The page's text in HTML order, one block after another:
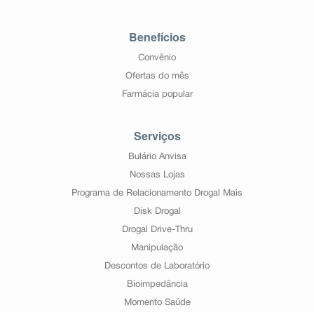
Benefícios
Convênio
Ofertas do mês
Farmácia popular
Serviços
Bulário Anvisa
Nossas Lojas
Programa de Relacionamento Drogal Mais
Disk Drogal
Drogal Drive-Thru
Manipulação
Descontos de Laboratório
Bioimpedância
Momento Saúde